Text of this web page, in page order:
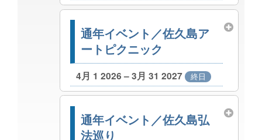
通年イベント／佐久島ア
ートピクニック
4月 1 2026 – 3月 31 2027 終日
通年イベント／佐久島弘
法巡り